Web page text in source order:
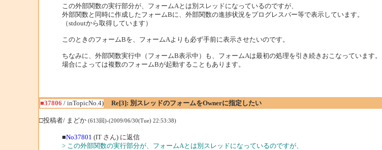
この外部関数の実行部分が、フォームAとは別スレッドになっているのですが、
外部関数と同時に作成したフォームBに、外部関数の進捗状況をプログレスバー等で表示しています。
（stdoutから取得しています）
このときのフォームBを、フォームAよりも必ず手前に表示させたいのです。
ちなみに、外部関数実行中（フォームB表示中）も、フォームAは最初の処理を引き続きおこなっています。
場合によっては複数のフォームBが起動することもあります。
■37806 / inTopicNo.4)
Re[3]: 別スレッドのフォームをOwnerに指定したい
□投稿者/ まどか (613回)-(2009/06/30(Tue) 22:53:38)
■No37801 (IT さん) に返信
> この外部関数の実行部分が、フォームAとは別スレッドになっているのですが、